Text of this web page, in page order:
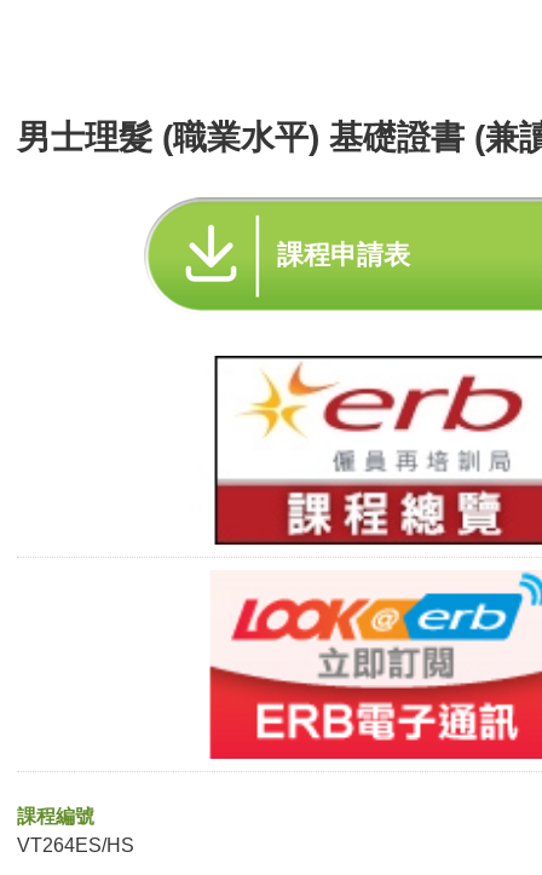
男士理髮 (職業水平) 基礎證書 (兼
課程申請表
課程編號
VT264ES/HS